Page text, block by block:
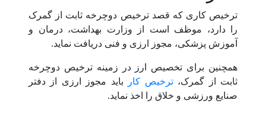
ترخیص کاری که قصد ترخیص دوچرخه ثابت از گمرک
را دارد، موظف است از وزارت بهداشت، درمان و
آموزش پزشکی، مجوز ارزی و فنی دریافت نماید.
همچنین برای تخصیص ارز در زمینه ترخیص دوچرخه
ثابت از گمرک،ترخیص کار
باید مجوز ارزی از دفتر
صنایع ورزشی و خلاق را اخذ نماید.